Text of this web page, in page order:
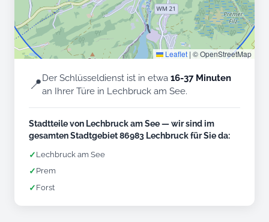
Leaflet | © OpenStreetMap
📍Der Schlüsseldienst ist in etwa 16-37 Minuten
an Ihrer Türe in Lechbruck am See.
Stadtteile von Lechbruck am See — wir sind im
gesamten Stadtgebiet 86983 Lechbruck für Sie da:
✓ Lechbruck am See
✓ Prem
✓ Forst